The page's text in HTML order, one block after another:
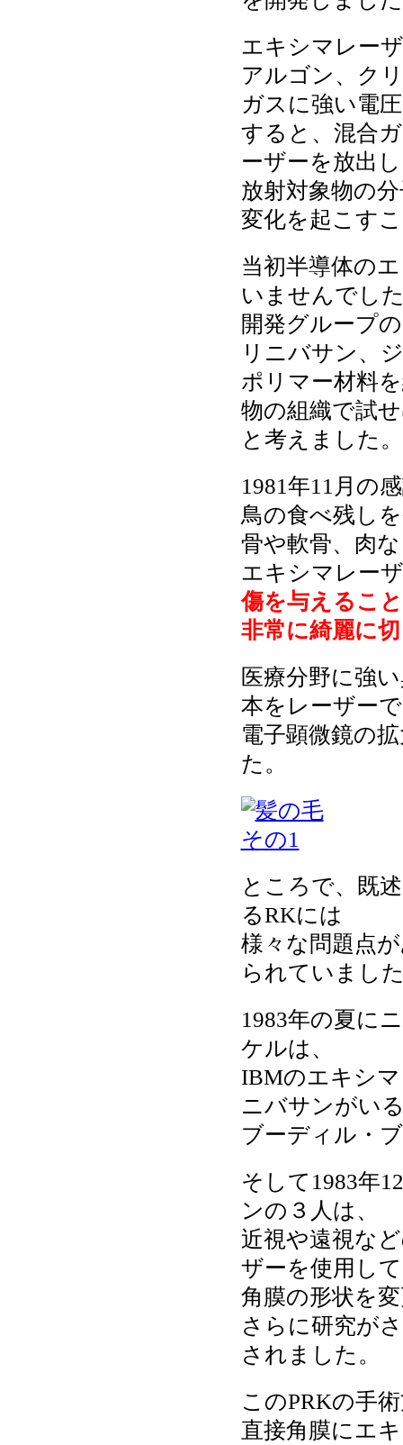
エキシマレー
アルゴン、ク
ガスに強い電
すると、混合
ーザーを放出
放射対象物の
変化を起こす
当初半導体の
いませんでし
開発グループ
リニバサン、
ポリマー材料
物の組織で試
と考えました。
1981年11月の
鳥の食べ残し
骨や軟骨、肉
エキシマレー
傷を与えるこ
非常に綺麗に
医療分野に強
本をレーザー
電子顕微鏡の
た。
ところで、既
るRKには
様々な問題点
られていまし
1983年の夏に
ケルは、
IBMのエキシ
ニバサンがい
ブーディル・
そして1983年
ンの３人は、
近視や遠視な
ザーを使用して
角膜の形状を
さらに研究が
されました。
このPRKの手
直接角膜にエ